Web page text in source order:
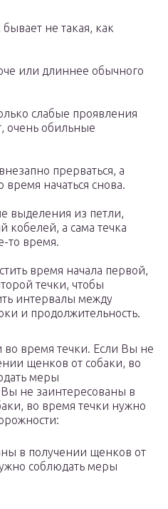
не такая, как
или длиннее обычного
слабые проявления
очень обильные
прерваться, а
время начаться снова.
выделения из петли,
кобелей, а сама течка
то время.
время начала первой,
течки, чтобы
интервалы между
и продолжительность.
время течки. Если Вы не
щенков от собаки, во
меры
не заинтересованы в
во время течки нужно
в получении щенков от
соблюдать меры